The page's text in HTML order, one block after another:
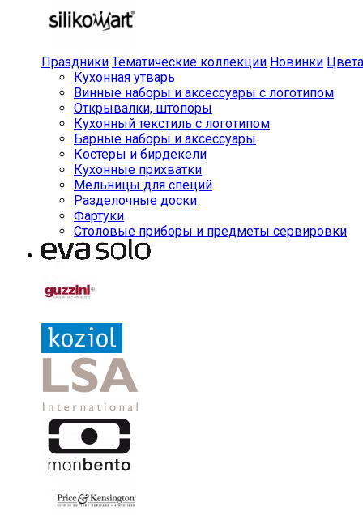
Праздники Тематические коллекции Новинки Цвета
Кухонная утварь
Винные наборы и аксессуары с логотипом
Открывалки, штопоры
Кухонный текстиль с логотипом
Барные наборы и аксессуары
Костеры и бирдекели
Кухонные прихватки
Мельницы для специй
Разделочные доски
Фартуки
Столовые приборы и предметы сервировки